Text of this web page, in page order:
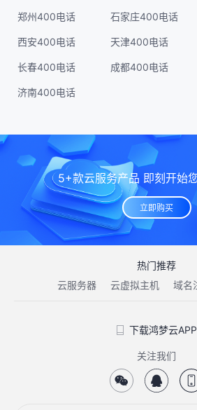
郑州400电话 石家庄400电话
西安400电话 天津400电话
长春400电话 成都400电话
济南400电话
5+款云服务产品 即刻开始
立即购买
热门推荐
云服务器
云虚拟主机 域名
下载鸿梦云APP
关注我们